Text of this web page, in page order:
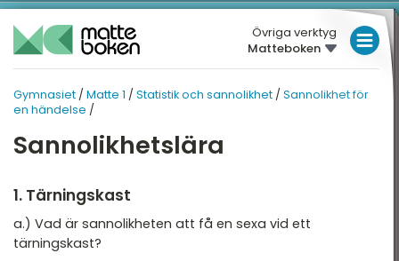
Övriga verktyg
Matteboken
Gymnasiet / Matte 1 / Statistik och sannolikhet / Sannolikhet för
en händelse /
Sannolikhetslära
1. Tärningskast
a.) Vad är sannolikheten att få en sexa vid ett
tärningskast?
LÅGSTADIET
MELLANSTADIET
HÖGSTADIET
Översikt
GYMNASIET
MATTE 1
Aritmetik
2
3
HÖGSKOLEPROV